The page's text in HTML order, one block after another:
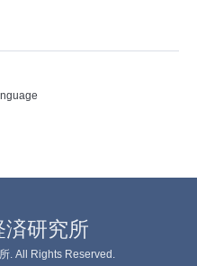
済研究所
. All Rights Reserved.